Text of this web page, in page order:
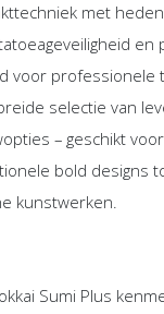
met
en
voor
selectie van
– geschikt
bold designs
kunstwerken.
Sumi Plus